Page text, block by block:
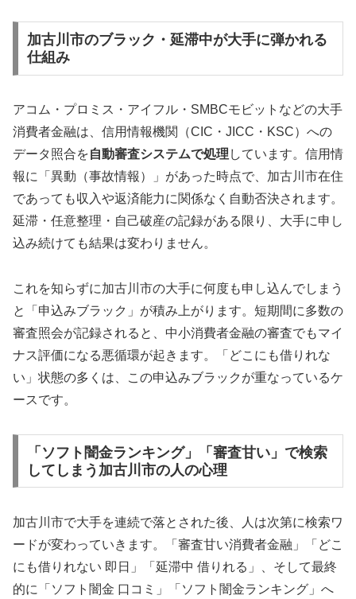
加古川市のブラック・延滞中が大手に弾かれる
仕組み
アコム・プロミス・アイフル・SMBCモビットなどの大手
消費者金融は、信用情報機関（CIC・JICC・KSC）への
データ照合を自動審査システムで処理 しています。信用情
報に「異動（事故情報）」があった時点で、加古川市在住
であっても収入や返済能力に関係なく自動否決されます。
延滞・任意整理・自己破産の記録がある限り、大手に申し
込み続けても結果は変わりません。
これを知らずに加古川市の大手に何度も申し込んでしまう
と「申込みブラック」が積み上がります。短期間に多数の
審査照会が記録されると、中小消費者金融の審査でもマイ
ナス評価になる悪循環が起きます。「どこにも借りれな
い」状態の多くは、この申込みブラックが重なっているケ
ースです。
「ソフト闇金ランキング」「審査甘い」で検索
してしまう加古川市の人の心理
加古川市で大手を連続で落とされた後、人は次第に検索ワ
ードが変わっていきます。「審査甘い消費者金融」「どこ
にも借りれない 即日」「延滞中 借りれる」、そして最終
的に「ソフト闇金 口コミ」「ソフト闇金ランキング」へ